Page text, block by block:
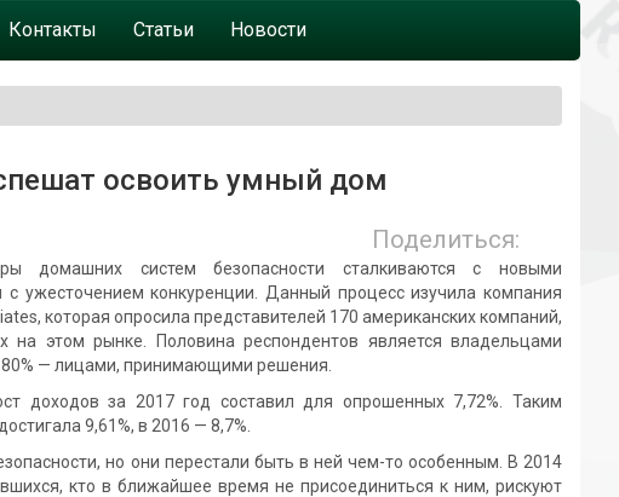
Контакты Статьи Новости
освоить умный дом
Поделиться:
домашних систем безопасности сталкиваются с новыми
с ужесточением конкуренции. Данный процесс изучила компания
которая опросила представителей 170 американских компаний,
на этом рынке. Половина респондентов является владельцами
— лицами, принимающими решения.
доходов за 2017 год составил для опрошенных 7,72%. Таким
9,61%, в 2016 — 8,7%.
но они перестали быть в ней чем-то особенным. В 2014
кто в ближайшее время не присоединиться к ним, рискуют